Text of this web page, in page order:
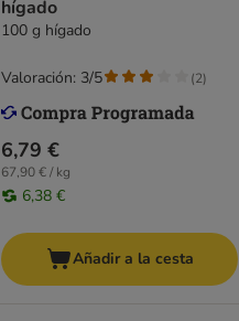
hígado
100 g hígado
6,79 €
67,90 € / kg
6,38 €
Valoración: 3/5 (2)
Añadir a la cesta